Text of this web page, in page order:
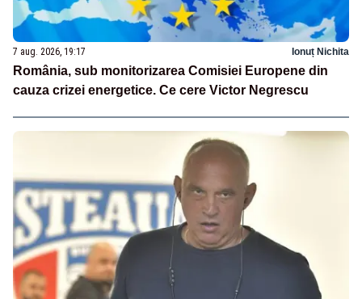
7 aug. 2026, 19:17 Ionuț Nichita
România, sub monitorizarea Comisiei Europene din
cauza crizei energetice. Ce cere Victor Negrescu